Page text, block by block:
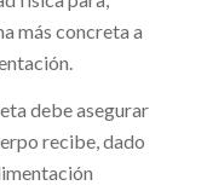
más concreta a
debe asegurar
recibe, dado